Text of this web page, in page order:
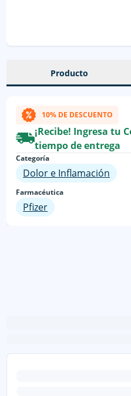
Producto
10% DE DESCUENTO
¡Recibe! Ingresa tu
tiempo de entrega
Categoría
Dolor e Inflamación
Farmacéutica
Pfizer